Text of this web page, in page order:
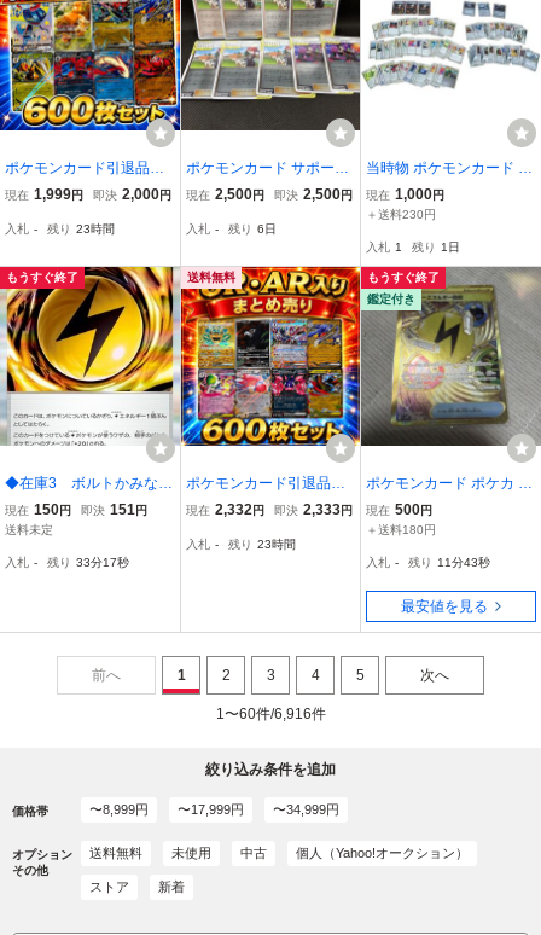
ポケモンカード引退品
まとめ売り 約600枚セ
ノーマル トレーナーズ ド
アー ミロカロス
現在 1,999円 即決 2,000円
入札 - 残り 23時間
ポケモンカード サポート
トレーナーズ SM12a カ
ジュジュべ 9枚セット
現在 2,500円 即決 2,500円
入札 - 残り 6日
当時物 ポケモンカード A
DV PCG 鋼デッキ まとめ
売り ハッサムex メタング
サポーター 大量 引退 T1
現在 1,000円
＋送料230円
入札 1 残り 1日
もうすぐ終了
◆在庫3 ボルトかみなり
エネルギー トレーナー
ズ エネルギー ポケモ
現在 150円 即決 151円
送料未定
入札 - 残り 33分16秒
送料無料
ポケモンカード引退品
まとめ売り 約600枚セ
ーマル トレーナーズ ソウ
現在 2,332円 即決 2,333円
入札 - 残り 23時間
もうすぐ終了
鑑定付き
ポケモンカード ポケカ sv
2D SV2D クレイバースト
グッズ トレーナーズ UR
現在 500円
＋送料180円
入札 - 残り 11分42秒
最安値を見る
前へ 1 2 3 4 5 次へ
1〜60件/6,916件
絞り込み条件を追加
価格帯 〜8,999円 〜17,999円 〜34,999円
オプション
その他
送料無料 未使用 中古 個人（Yahoo!オークション）
ストア 新着